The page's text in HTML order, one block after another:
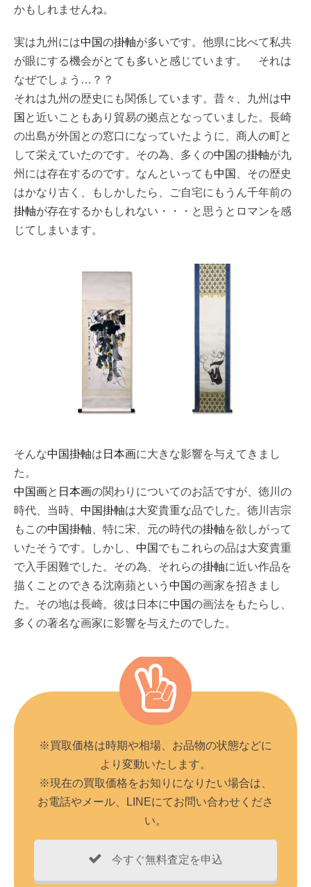
かもしれませんね。
実は九州には中国の掛軸が多いです。他県に比べて私共
が眼にする機会がとても多いと感じています。 それは
なぜでしょう…？？
それは九州の歴史にも関係しています。昔々、九州は中
国 と近いこともあり貿易の拠点となっていました。長崎
の出島が外国との窓口になっていたように、商人の町と
して栄えていたのです。その為、多くの中国の掛軸が九
州には存在するのです。なんといっても中国
、その歴史
はかなり古く、もしかしたら、ご自宅にもうん千年前の
掛軸が存在するかもしれない・・・と思うとロマンを感
じてしまいます。
そんな中国掛軸は 日本画に大きな影響を与えてきまし
た。
中国画と 日本画の関わりについてのお話ですが、徳川の
時代、当時、 中国掛軸は大変貴重な品でした。徳川吉宗
もこの中国掛軸 、特に宋、元の時代の掛軸を欲しがって
いたそうです。しかし、 中国 でもこれらの品は大変貴重
で入手困難でした。その為、それらの掛軸に近い作品を
描くことのできる沈南蘋という 中国の画家を招きまし
た。その地は長崎。彼は日本に中国の画法をもたらし、
多くの著名な画家に影響を与えたのでした。
※買取価格は時期や相場、お品物の状態などに
より変動いたします。
※現在の買取価格をお知りになりたい場合は、
お電話やメール、LINEにてお問い合わせくださ
い。
今すぐ無料査定を申込